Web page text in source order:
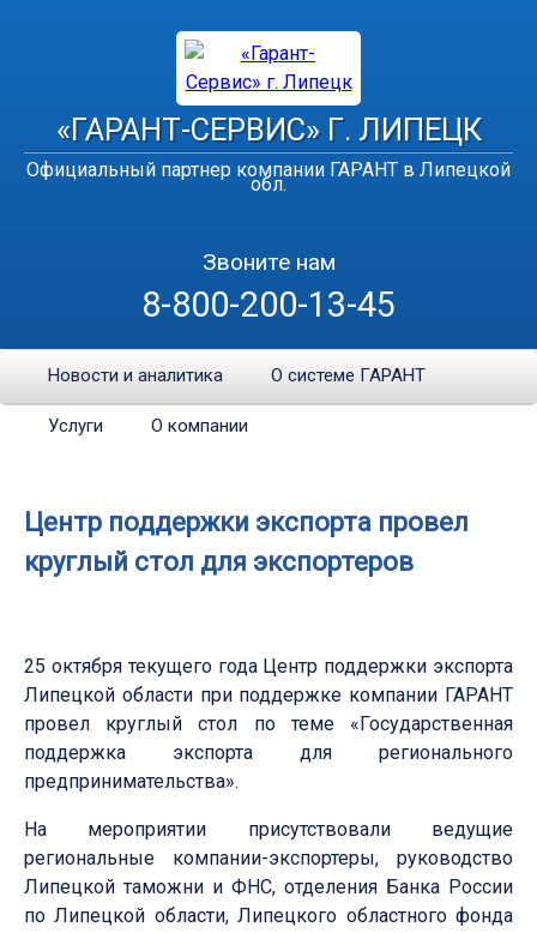
«ГАРАНТ-СЕРВИС» Г. ЛИПЕЦК
Официальный партнер компании ГАРАНТ в Липецкой
обл.
Звоните нам
8-800-200-13-45
Новости и аналитика О системе ГАРАНТ
Услуги О компании
Центр поддержки экспорта провел
круглый стол для экспортеров
25 октября текущего года Центр поддержки экспорта
Липецкой области при поддержке компании ГАРАНТ
провел круглый стол по теме «Государственная
поддержка экспорта для регионального
предпринимательства».
На мероприятии присутствовали ведущие
региональные компании-экспортеры, руководство
Липецкой таможни и ФНС, отделения Банка России
по Липецкой области, Липецкого областного фонда